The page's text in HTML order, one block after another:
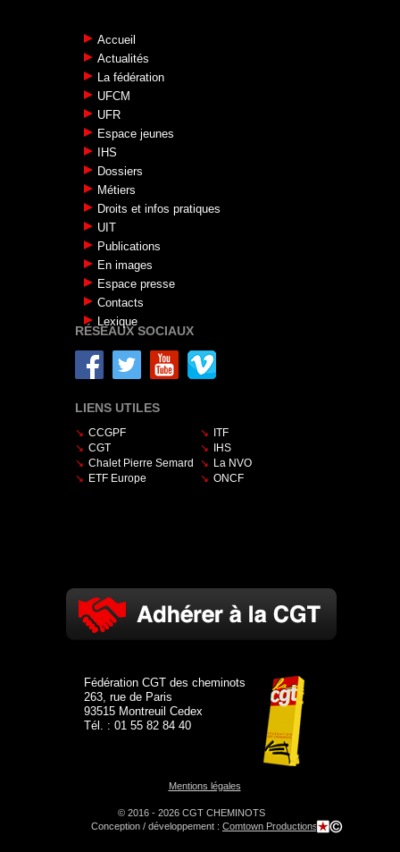
Accueil
Actualités
La fédération
UFCM
UFR
Espace jeunes
IHS
Dossiers
Métiers
Droits et infos pratiques
UIT
Publications
En images
Espace presse
Contacts
Lexique
RÉSEAUX SOCIAUX
LIENS UTILES
CCGPF
CGT
Chalet Pierre Semard
ETF Europe
ITF
IHS
La NVO
ONCF
Fédération CGT des cheminots
263, rue de Paris
93515 Montreuil Cedex
Tél. : 01 55 82 84 40
Mentions légales
© 2016 - 2026 CGT CHEMINOTS
Conception / développement : Comtown Productions